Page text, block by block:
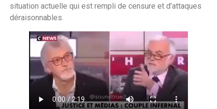
situation actuelle qui est rempli de censure et d’attaques
déraisonnables.